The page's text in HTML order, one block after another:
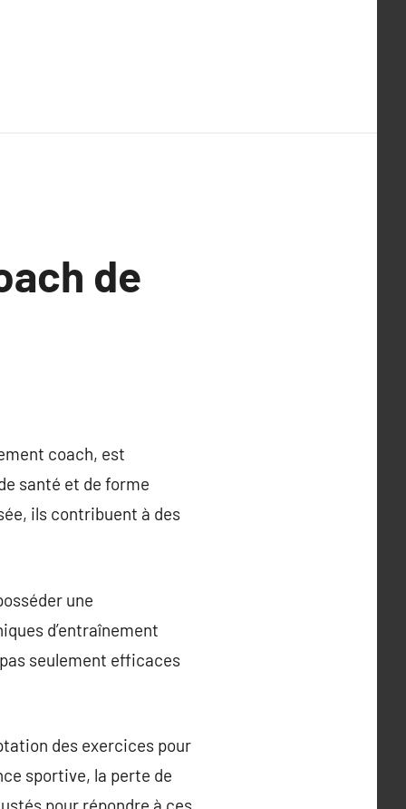
de
coach, est
santé et de forme
ils contribuent à des
une
d’entraînement
seulement efficaces
des exercices pour
sportive, la perte de